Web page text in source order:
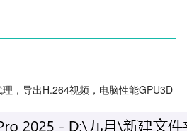
，导出H.264视频，电脑性能GPU3D